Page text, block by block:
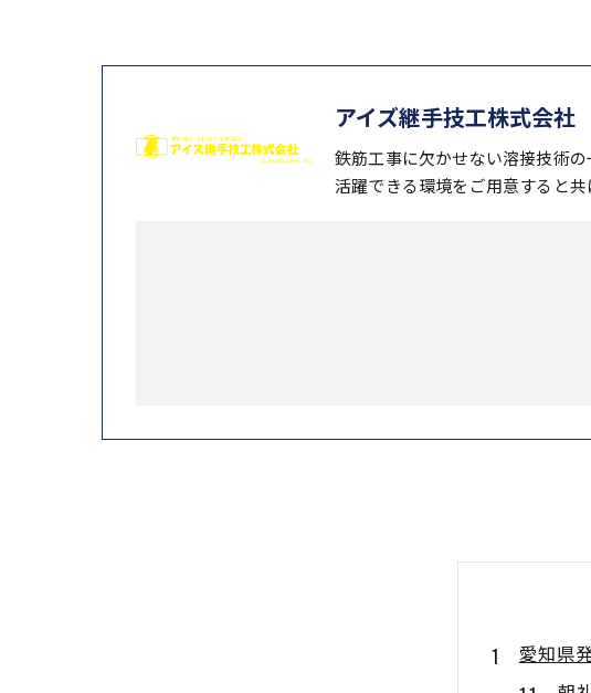
アイズ継手技工株式会社
鉄筋工事に欠かせない溶接技術
活躍できる環境をご用意すると
愛知県